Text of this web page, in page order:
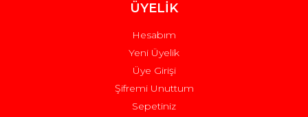
ÜYELİK
Hesabım
Yeni Üyelik
Üye Girişi
Şifremi Unuttum
Sepetiniz